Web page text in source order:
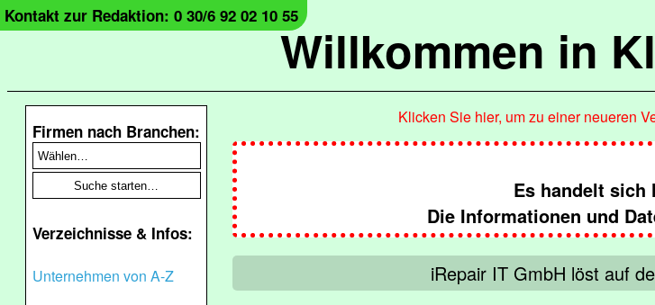
Willkommen in
Kontakt zur Redaktion: 0 30/6 92 02 10 55
Firmen nach Branchen:
Verzeichnisse & Infos:
Unternehmen von A-Z
Klicken Sie hier, um zu einer neueren
Es handelt sich
Die Informationen und
iRepair IT GmbH löst auf